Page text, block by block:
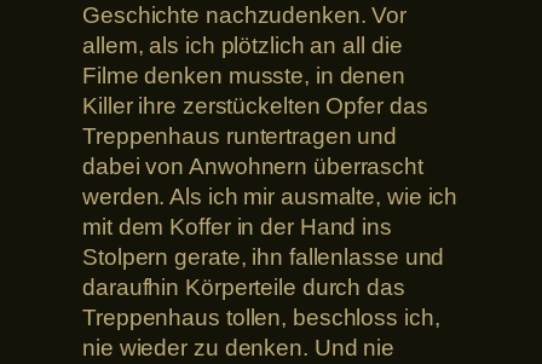
Geschichte nachzudenken. Vor
allem, als ich plötzlich an all die
Filme denken musste, in denen
Killer ihre zerstückelten Opfer das
Treppenhaus runtertragen und
dabei von Anwohnern überrascht
werden. Als ich mir ausmalte, wie ich
mit dem Koffer in der Hand ins
Stolpern gerate, ihn fallenlasse und
daraufhin Körperteile durch das
Treppenhaus tollen, beschloss ich,
nie wieder zu denken. Und nie